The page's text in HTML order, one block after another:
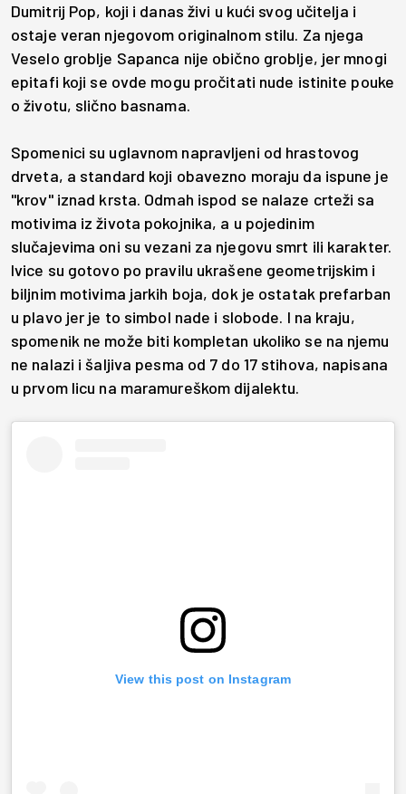
Dumitrij Pop, koji i danas živi u kući svog učitelja i
ostaje veran njegovom originalnom stilu. Za njega
Veselo groblje Sapanca nije obično groblje, jer mnogi
epitafi koji se ovde mogu pročitati nude istinite pouke
o životu, slično basnama.
Spomenici su uglavnom napravljeni od hrastovog
drveta, a standard koji obavezno moraju da ispune je
"krov" iznad krsta. Odmah ispod se nalaze crteži sa
motivima iz života pokojnika, a u pojedinim
slučajevima oni su vezani za njegovu smrt ili karakter.
Ivice su gotovo po pravilu ukrašene geometrijskim i
biljnim motivima jarkih boja, dok je ostatak prefarban
u plavo jer je to simbol nade i slobode. I na kraju,
spomenik ne može biti kompletan ukoliko se na njemu
ne nalazi i šaljiva pesma od 7 do 17 stihova, napisana
u prvom licu na maramureškom dijalektu.
View this post on Instagram